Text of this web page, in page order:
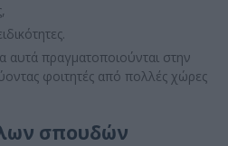
πραγματοποιούνται στην
φοιτητές από πολλές χώρες
σπουδών